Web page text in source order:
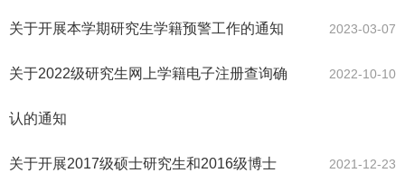
关于开展本学期研究生学籍预警工作的通知 2023-03-07
关于2022级研究生网上学籍电子注册查询确
认的通知
2022-10-10
关于开展2017级硕士研究生和2016级博士 2021-12-23